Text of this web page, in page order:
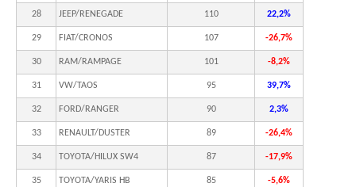
28 JEEP/RENEGADE 110 22,2%
29 FIAT/CRONOS 107 -26,7%
30 RAM/RAMPAGE 101 -8,2%
31 VW/TAOS 95 39,7%
32 FORD/RANGER 90 2,3%
33 RENAULT/DUSTER 89 -26,4%
34 TOYOTA/HILUX SW4 87 -17,9%
35 TOYOTA/YARIS HB 85 -5,6%